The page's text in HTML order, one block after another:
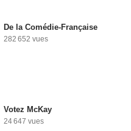
De la Comédie-Française
282 652 vues
Votez McKay
24 647 vues